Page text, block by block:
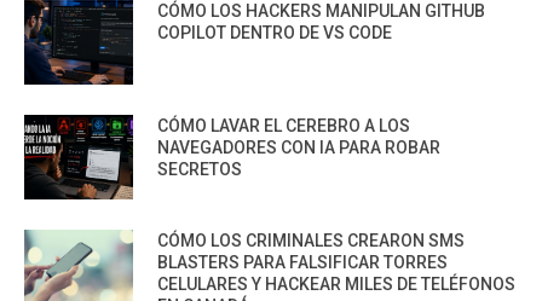
CÓMO LOS HACKERS MANIPULAN GITHUB
COPILOT DENTRO DE VS CODE
CÓMO LAVAR EL CEREBRO A LOS
NAVEGADORES CON IA PARA ROBAR
SECRETOS
CÓMO LOS CRIMINALES CREARON SMS
BLASTERS PARA FALSIFICAR TORRES
CELULARES Y HACKEAR MILES DE TELÉFONOS